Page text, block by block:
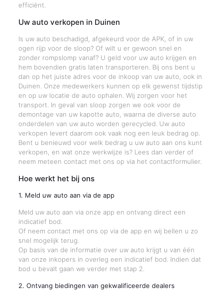
efficiënt.
Uw auto verkopen in Duinen
Is uw auto beschadigd, afgekeurd voor de APK, of in uw
ogen rijp voor de sloop? Of wilt u er gewoon snel en
zonder rompslomp vanaf? U geld voor uw auto krijgen en
hem bovendien gratis laten transporteren. Bij ons bent u
dan op het juiste adres voor de inkoop van uw auto, ook in
Duinen. Onze medewerkers kunnen op elk gewenst tijdstip
en op uw locatie de auto ophalen. Wij zorgen voor het
transport. In geval van sloop zorgen we ook voor de
demontage van uw kapotte auto, waarna de diverse auto
onderdelen van uw auto worden gerecycled. Uw auto
verkopen levert daarom ook vaak nog een leuk bedrag op.
Bent u benieuwd voor welk bedrag u uw auto aan ons kunt
verkopen, en wat onze werkwijze is? Lees dan verder of
neem meteen contact met ons op via het contactformulier.
Hoe werkt het bij ons
1. Meld uw auto aan via de app
Meld uw auto aan via onze app en ontvang direct een
indicatief bod.
Of neem contact met ons op via de app en wij bellen u zo
snel mogelijk terug.
Op basis van de informatie over uw auto krijgt u van één
van onze inkopers in overleg een indicatief bod. Indien dat
bod u bevalt gaan we verder met stap 2.
2. Ontvang biedingen van gekwalificeerde dealers